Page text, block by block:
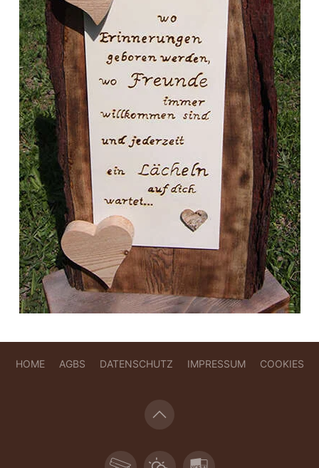
HOME AGBS DATENSCHUTZ IMPRESSUM COOKIES